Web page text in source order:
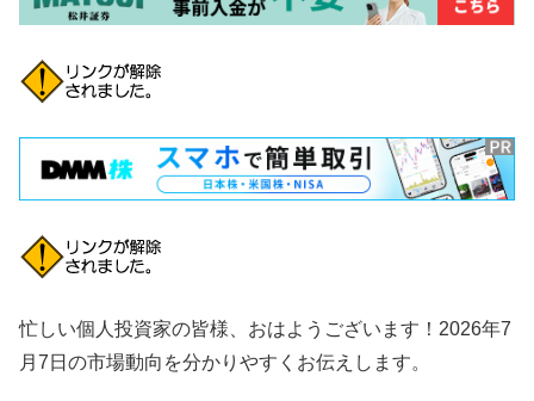
忙しい個人投資家の皆様、おはようございます！2026年7
月7日の市場動向を分かりやすくお伝えします。